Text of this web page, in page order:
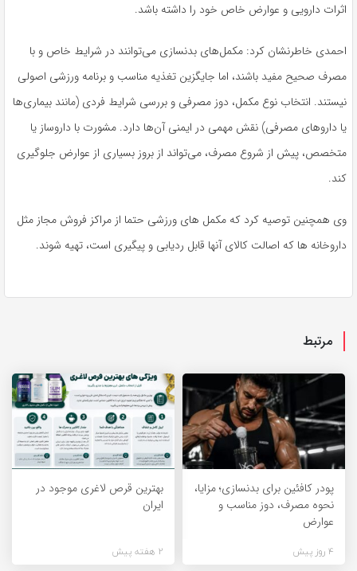
اثرات دارویی و عوارض خاص خود را داشته باشد.
احمدی خاطرنشان کرد: مکمل‌های بدنسازی می‌توانند در شرایط خاص و با
مصرف صحیح مفید باشند، اما جایگزین تغذیه مناسب و برنامه ورزشی اصولی
نیستند. انتخاب نوع مکمل، دوز مصرفی و بررسی شرایط فردی (مانند بیماری‌ها
یا داروهای مصرفی) نقش مهمی در ایمنی آن‌ها دارد. مشورت با داروساز یا
متخصص، پیش از شروع مصرف، می‌تواند از بروز بسیاری از عوارض جلوگیری
کند.
وی همچنین توصیه کرد که مکمل های ورزشی حتما از مراکز فروش مجاز مثل
داروخانه ها که اصالت کالای آنها قابل ردیابی و پیگیری است، تهیه شوند.
مرتبط
پودر کافئین برای بدنسازی؛ مزایا،
نحوه مصرف، دوز مناسب و
عوارض
4 روز پیش
بهترین قرص لاغری موجود در
ایران
2 هفته پیش